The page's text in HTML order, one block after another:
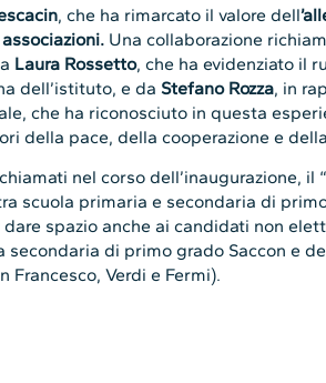
, che ha rimarcato il valore dell
Una collaborazione
Laura Rossetto, che ha evidenziato il
dell’istituto, e da Stefano Rozza, in
che ha riconosciuto in questa
della pace, della cooperazione e
nel corso dell’inaugurazione, il “
scuola primaria e secondaria di
dare spazio anche ai candidati non
secondaria di primo grado Saccon e
Francesco, Verdi e Fermi).